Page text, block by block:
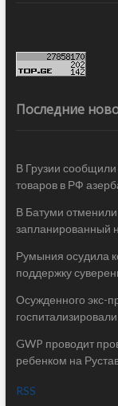
Последние
В Грузии
товаров в РФ
В Батуми
запланированный
Румыния осудила
поддержку
Осужденного экс-
GWP проводит
ребенком на
RSS